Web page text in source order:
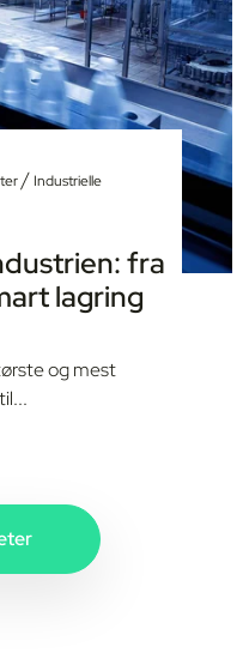
/ Industrielle
fra
lagring
og mest